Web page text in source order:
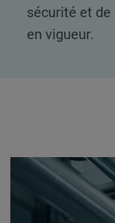
sécurité et
en vigueur.